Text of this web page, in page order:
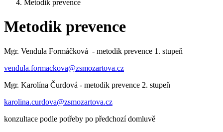
Metodik prevence
Metodik prevence
Mgr. Vendula Formáčková - metodik prevence 1. stupeň
vendula.formackova@zsmozartova.cz
Mgr. Karolína Čurdová - metodik prevence 2. stupeň
karolina.curdova@zsmozartova.cz
konzultace podle potřeby po předchozí domluvě